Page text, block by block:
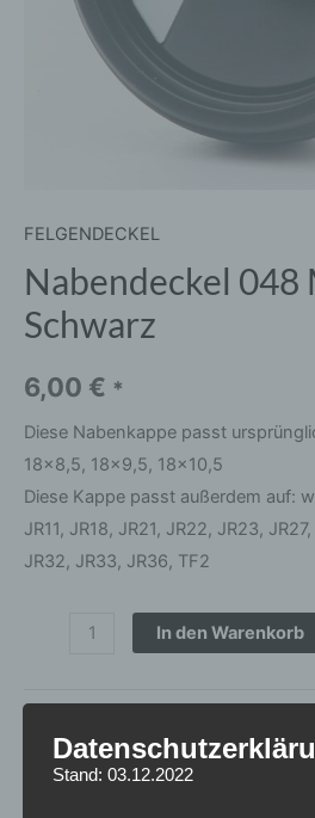
FELGENDECKEL
Nabendeckel 048
Schwarz
6,00 € *
Diese Nabenkappe passt
18×8,5, 18×9,5, 18×10,5
Diese Kappe passt außerdem auf:
JR11, JR18, JR21, JR22, JR23,
JR32, JR33, JR36, TF2
In den Warenkorb
Artikelnummer:
inkl. 19 % MwSt. zzgl.Versandkosten
Stand: 03.12.2022